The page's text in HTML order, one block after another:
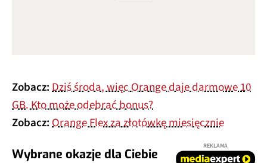
Zobacz:Dziś środa, więc Orange daje darmowe 10
GB. Kto może odebrać bonus?
Zobacz:Orange Flex za złotówkę miesięcznie
Wybrane okazje dla Ciebie
REKLAMA